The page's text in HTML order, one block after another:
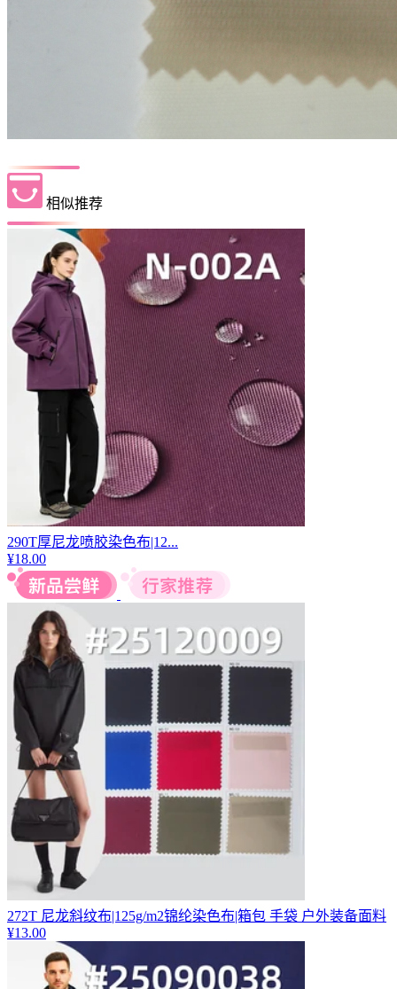
相似推荐
290T厚尼龙喷胶染色布|12...
¥18.00
272T 尼龙斜纹布|125g/m2锦纶染色布|箱包 手袋 户外装备面料
¥13.00